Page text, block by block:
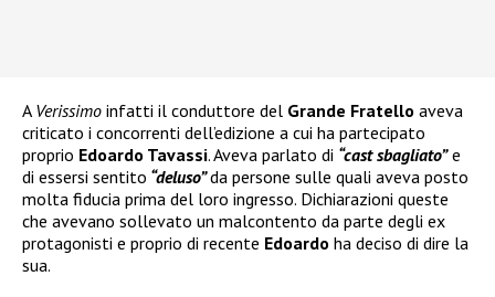
A Verissimo infatti il conduttore del Grande Fratello aveva
criticato i concorrenti dell’edizione a cui ha partecipato
proprio Edoardo Tavassi. Aveva parlato di “cast sbagliato”e
di essersi sentito “deluso”da persone sulle quali aveva posto
molta fiducia prima del loro ingresso. Dichiarazioni queste
che avevano sollevato un malcontento da parte degli ex
protagonisti e proprio di recente Edoardo ha deciso di dire la
sua.